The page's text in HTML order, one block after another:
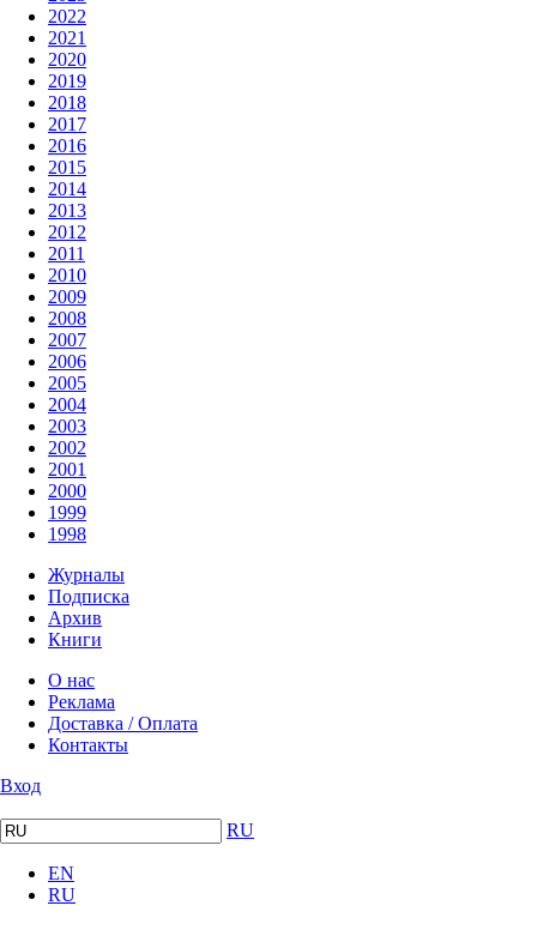
2022
2021
2020
2019
2018
2017
2016
2015
2014
2013
2012
2011
2010
2009
2008
2007
2006
2005
2004
2003
2002
2001
2000
1999
1998
Журналы
Подписка
Архив
Книги
О нас
Реклама
Доставка / Оплата
Контакты
Вход
RU
EN
RU